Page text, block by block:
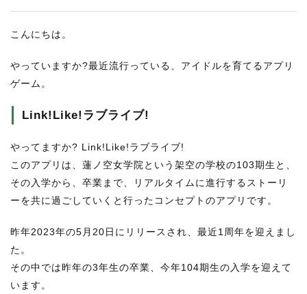
プライバシーポリシー
こんにちは。
やっていますか?最近流行っている、アイドルを育てるアプリ
ゲーム。
Link!Like!ラブライブ!
やってますか? Link!Like!ラブライブ!
このアプリは、蓮ノ空女学院という架空の学校の103期生と、
その入学から、卒業まで、リアルタイムに進行するストーリ
ーを共に過ごしていくと行ったコンセプトのアプリです。
昨年2023年の5月20日にリリースされ、最近1周年を迎えまし
た。
その中では昨年の3年生の卒業、今年104期生の入学を迎えて
います。